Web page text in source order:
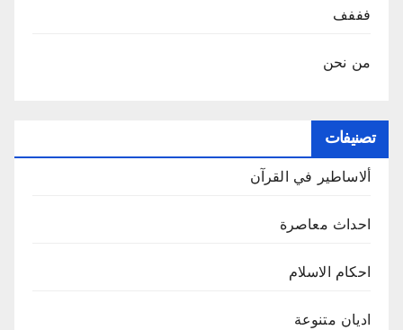
فففف
من نحن
تصنيفات
ألاساطير في القرآن
احداث معاصرة
احكام الاسلام
اديان متنوعة